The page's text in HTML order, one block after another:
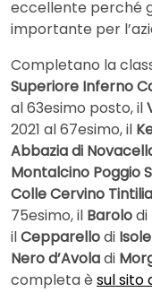
eccellente perché
importante per
Completano la
Superiore Inferno
al 63esimo posto, il
2021 al 67esimo, il
Abbazia di
Montalcino Poggio
Colle Cervino
75esimo, il Barolodi
ilCepparellodi
Nero d’Avoladi
completa è sul sito